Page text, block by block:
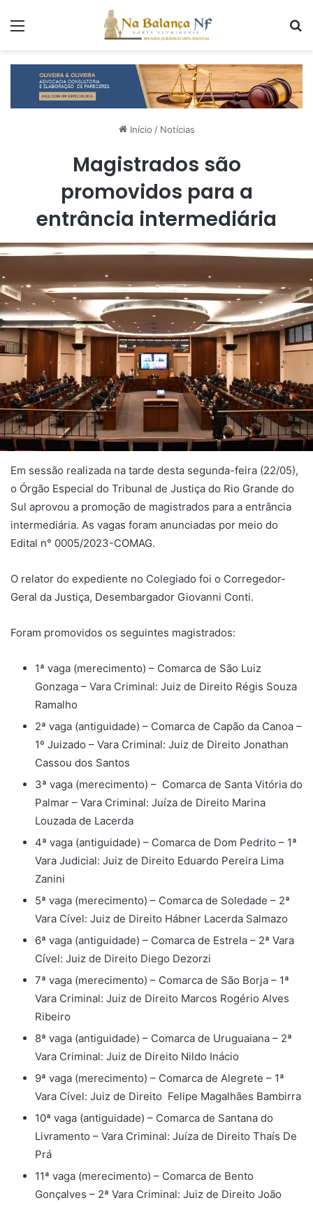
Início / Notícias
Magistrados são
promovidos para a
entrância intermediária
Em sessão realizada na tarde desta segunda-feira (22/05),
o Órgão Especial do Tribunal de Justiça do Rio Grande do
Sul aprovou a promoção de magistrados para a entrância
intermediária. As vagas foram anunciadas por meio do
Edital n° 0005/2023-COMAG.
O relator do expediente no Colegiado foi o Corregedor-
Geral da Justiça, Desembargador Giovanni Conti.
Foram promovidos os seguintes magistrados:
1ª vaga (merecimento) – Comarca de São Luiz
Gonzaga – Vara Criminal: Juiz de Direito Régis Souza
Ramalho
2ª vaga (antiguidade) – Comarca de Capão da Canoa –
1º Juizado – Vara Criminal: Juiz de Direito Jonathan
Cassou dos Santos
3ª vaga (merecimento) – Comarca de Santa Vitória do
Palmar – Vara Criminal: Juíza de Direito Marina
Louzada de Lacerda
4ª vaga (antiguidade) – Comarca de Dom Pedrito – 1ª
Vara Judicial: Juiz de Direito Eduardo Pereira Lima
Zanini
5ª vaga (merecimento) – Comarca de Soledade – 2ª
Vara Cível: Juiz de Direito Hábner Lacerda Salmazo
6ª vaga (antiguidade) – Comarca de Estrela – 2ª Vara
Cível: Juiz de Direito Diego Dezorzi
7ª vaga (merecimento) – Comarca de São Borja – 1ª
Vara Criminal: Juiz de Direito Marcos Rogério Alves
Ribeiro
8ª vaga (antiguidade) – Comarca de Uruguaiana – 2ª
Vara Criminal: Juiz de Direito Nildo Inácio
9ª vaga (merecimento) – Comarca de Alegrete – 1ª
Vara Cível: Juiz de Direito Felipe Magalhães Bambirra
10ª vaga (antiguidade) – Comarca de Santana do
Livramento – Vara Criminal: Juíza de Direito Thaís De
Prá
11ª vaga (merecimento) – Comarca de Bento
Gonçalves – 2ª Vara Criminal: Juiz de Direito João